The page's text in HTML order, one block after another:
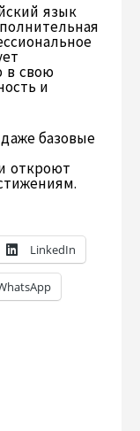
язык
в свою
и
базовые
откроют
LinkedIn